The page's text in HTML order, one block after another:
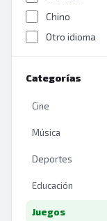
Chino
Otro idioma
Categorías
Cine
Música
Deportes
Educación
Juegos